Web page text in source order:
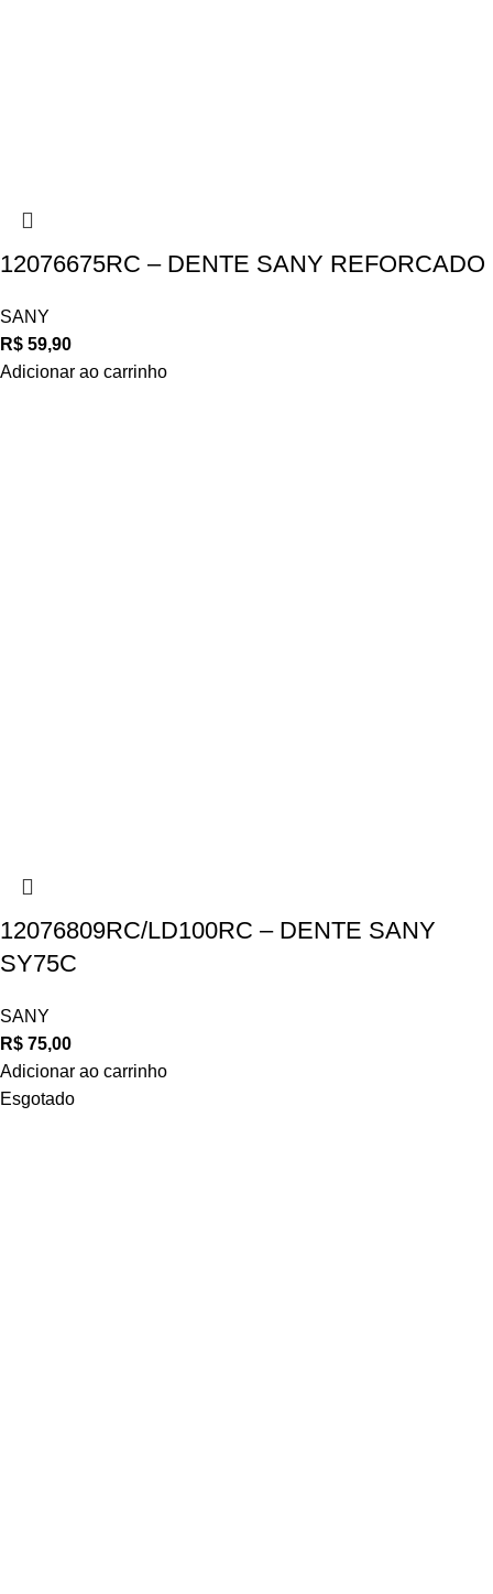
12076675RC – DENTE SANY REFORCADO
SANY
R$ 59,90
Adicionar ao carrinho
12076809RC/LD100RC – DENTE SANY
SY75C
SANY
R$ 75,00
Adicionar ao carrinho
Esgotado